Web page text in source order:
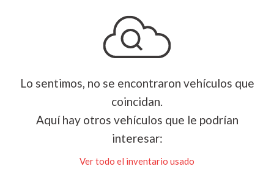
Lo sentimos, no se encontraron vehículos que
coincidan.
Aquí hay otros vehículos que le podrían
interesar:
Ver todo el inventario usado